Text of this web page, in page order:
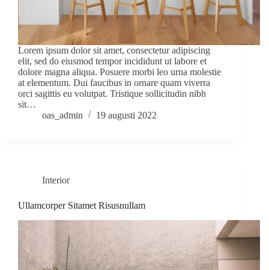
Lorem ipsum dolor sit amet, consectetur adipiscing
elit, sed do eiusmod tempor incididunt ut labore et
dolore magna aliqua. Posuere morbi leo urna molestie
at elementum. Dui faucibus in ornare quam viverra
orci sagittis eu volutpat. Tristique sollicitudin nibh
sit…
oas_admin
19 augusti 2022
Interior
Ullamcorper Sitamet Risusnullam